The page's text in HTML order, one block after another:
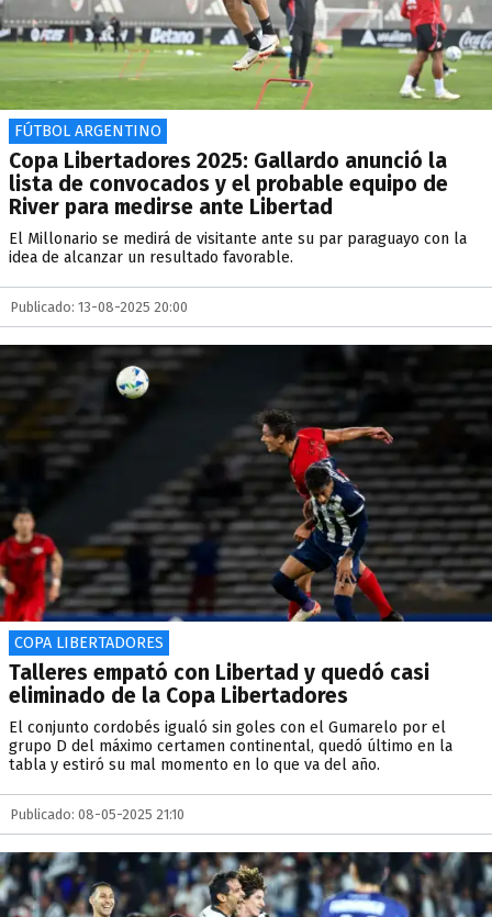
FÚTBOL ARGENTINO
Copa Libertadores 2025: Gallardo anunció la
lista de convocados y el probable equipo de
River para medirse ante Libertad
El Millonario se medirá de visitante ante su par paraguayo con la
idea de alcanzar un resultado favorable.
Publicado: 13-08-2025 20:00
COPA LIBERTADORES
Talleres empató con Libertad y quedó casi
eliminado de la Copa Libertadores
El conjunto cordobés igualó sin goles con el Gumarelo por el
grupo D del máximo certamen continental, quedó último en la
tabla y estiró su mal momento en lo que va del año.
Publicado: 08-05-2025 21:10